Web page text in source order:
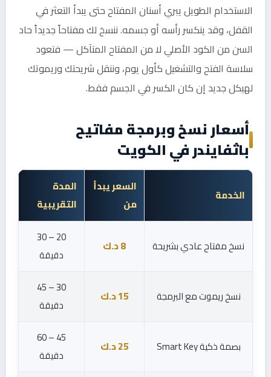
الاستخدام الطويل يبري أسنان المفتاح حتى يبدأ التعثر في
القفل، وقد ينكسر رأسه أو جسمه. ننسخ لك مفتاحاً جديداً حاد
السن من الكود الأصلي لا من المفتاح المتآكل — فتعود
سلاسة الفتح والتشغيل كأول يوم، وننقل شريحتك وريموتك
لهيكل جديد إن كان الكسر في الجسم فقط.
أسعار نسخ وبرمجة مفاتيح
باثفايندر في الكويت
الخدمة
السعر يبدأ
من
المدة
التقريبية
نسخ مفتاح عادي بشريحة 8 د.ك
20 – 30
دقيقة
نسخ ريموت مع البرمجة 15 د.ك
30 – 45
دقيقة
بصمة ذكية Smart Key 25 د.ك
45 – 60
دقيقة